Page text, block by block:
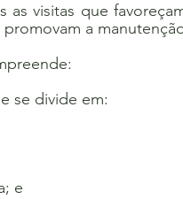
as visitas que
a
se divide em:
e